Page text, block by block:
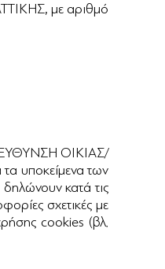
με αριθμό
ΟΙΚΙΑΣ/
των
κατά τις
σχετικές με
cookies (βλ.